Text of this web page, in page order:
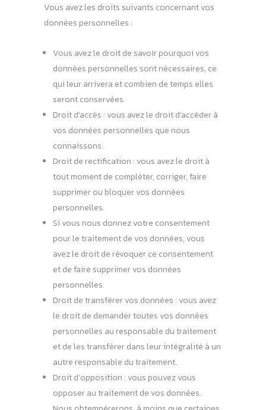
Vous avez les droits suivants concernant vos
données personnelles :
Vous avez le droit de savoir pourquoi vos
données personnelles sont nécessaires, ce
qui leur arrivera et combien de temps elles
seront conservées.
Droit d’accès : vous avez le droit d’accéder à
vos données personnelles que nous
connaissons.
Droit de rectification : vous avez le droit à
tout moment de compléter, corriger, faire
supprimer ou bloquer vos données
personnelles.
Si vous nous donnez votre consentement
pour le traitement de vos données, vous
avez le droit de révoquer ce consentement
et de faire supprimer vos données
personnelles.
Droit de transférer vos données : vous avez
le droit de demander toutes vos données
personnelles au responsable du traitement
et de les transférer dans leur intégralité à un
autre responsable du traitement.
Droit d’opposition : vous pouvez vous
opposer au traitement de vos données.